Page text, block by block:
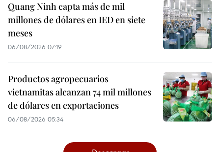
Quang Ninh capta más de mil
millones de dólares en IED en siete
meses
06/08/2026 07:19
Productos agropecuarios
vietnamitas alcanzan 74 mil millones
de dólares en exportaciones
06/08/2026 05:34